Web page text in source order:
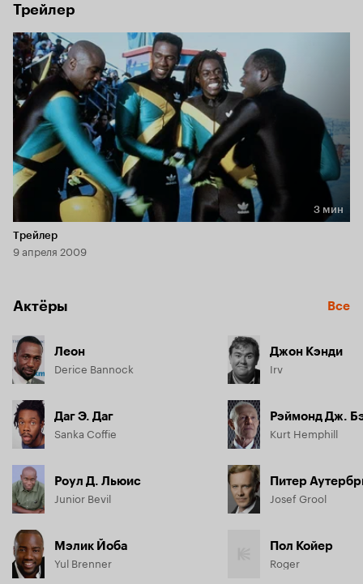
Трейлер
Длительность 3 мин
3 мин
Трейлер
9 апреля 2009
Актёры Все
Леон
Derice Bannock
Даг Э. Даг
Sanka Coffie
Роул Д. Льюис
Junior Bevil
Мэлик Йоба
Yul Brenner
Джон Кэнди
Irv
Рэймонд Дж.
Kurt Hemphill
Питер
Josef Grool
Пол Койер
Roger